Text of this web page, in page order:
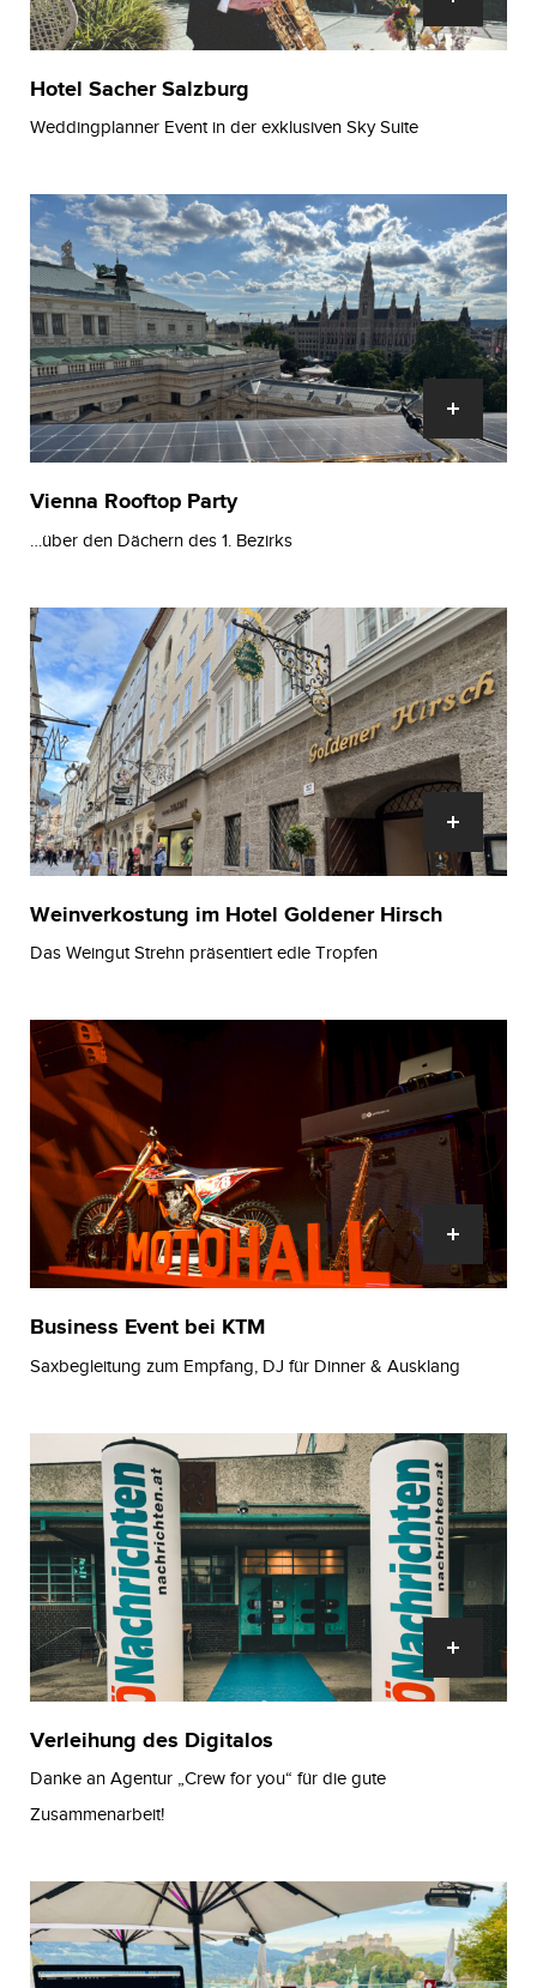
Hotel Sacher Salzburg
Weddingplanner Event in der exklusiven Sky Suite
Vienna Rooftop Party
…über den Dächern des 1. Bezirks
Weinverkostung im Hotel Goldener Hirsch
Das Weingut Strehn präsentiert edle Tropfen
Business Event bei KTM
Saxbegleitung zum Empfang, DJ für Dinner & Ausklang
Verleihung des Digitalos
Danke an Agentur „Crew for you“ für die gute
Zusammenarbeit!